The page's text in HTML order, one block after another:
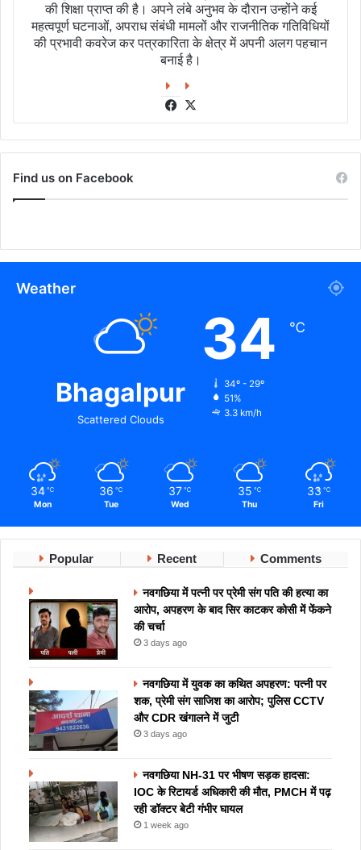
की शिक्षा प्राप्त की है। अपने लंबे अनुभव के दौरान उन्होंने कई
महत्वपूर्ण घटनाओं, अपराध संबंधी मामलों और राजनीतिक गतिविधियों
की प्रभावी कवरेज कर पत्रकारिता के क्षेत्र में अपनी अलग पहचान
बनाई है।
Facebook
Find us on Facebook
Weather
Bhagalpur
Scattered Clouds
34 ℃
34º - 29º
51%
3.3 km/h
34 ℃
Mon
36 ℃
Tue
37 ℃
Wed
35 ℃
Thu
33 ℃
Fri
Popular Recent Comments
नवगछिया में पत्नी पर प्रेमी संग पति की हत्या का
आरोप, अपहरण के बाद सिर काटकर कोसी में फेंकने
की चर्चा
3 days ago
नवगछिया में युवक का कथित अपहरण: पत्नी पर
शक, प्रेमी संग साजिश का आरोप; पुलिस CCTV
और CDR खंगालने में जुटी
3 days ago
नवगछिया NH-31 पर भीषण सड़क हादसा:
IOC के रिटायर्ड अधिकारी की मौत, PMCH में पढ़
रही डॉक्टर बेटी गंभीर घायल
1 week ago